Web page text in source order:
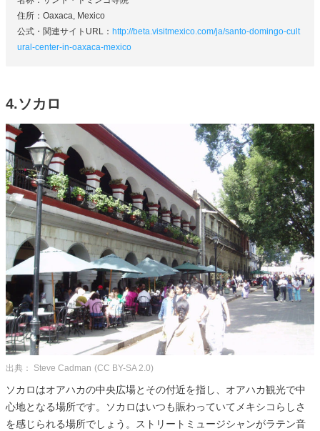
住所：Oaxaca, Mexico
公式・関連サイトURL： http://beta.visitmexico.com/ja/santo-domingo-cult
ural-center-in-oaxaca-mexico
4.ソカロ
出典： Steve Cadman (CC BY-SA 2.0)
ソカロはオアハカの中央広場とその付近を指し、オアハカ観光で中
心地となる場所です。ソカロはいつも賑わっていてメキシコらしさ
を感じられる場所でしょう。ストリートミュージシャンがラテン音